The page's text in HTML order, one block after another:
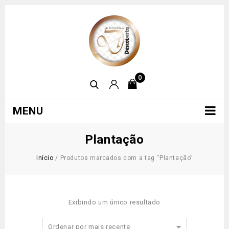
0
MENU
Plantação
Início / Produtos marcados com a tag “Plantação”
Exibindo um único resultado
Ordenar por mais recente